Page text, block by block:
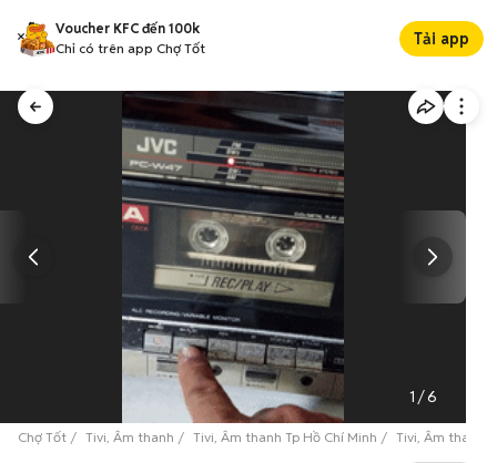
Voucher KFC đến 100k
Chỉ có trên app Chợ Tốt
Tải app
1 /6
Chợ Tốt Tivi, Âm thanh Tivi, Âm thanh Tp Hồ Chí Minh Tivi, Âm thanh